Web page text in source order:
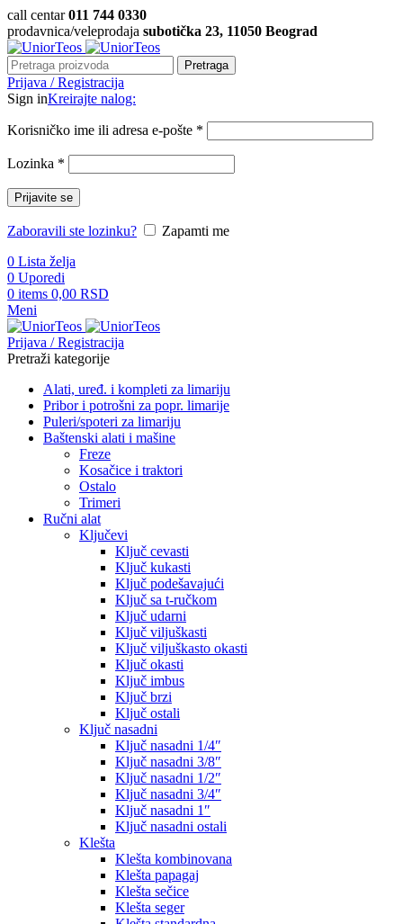
call centar011 744 0330
prodavnica/veleprodaja subotička 23, 11050 Beograd
Pretraga
Prijava / Registracija
Sign inKreirajte nalog:
Korisničko ime ili adresa e-pošte *
Lozinka *
Prijavite se
Zaboravili ste lozinku?
Zapamti me
0 Lista želja
0 Uporedi
0 items 0,00 RSD
Meni
Prijava / Registracija
Pretraži kategorije
Alati, uređ. i kompleti za limariju
Pribor i potrošni za popr. limarije
Puleri/spoteri za limariju
Baštenski alati i mašine
Freze
Kosačice i traktori
Ostalo
Trimeri
Ručni alat
Ključevi
Ključ cevasti
Ključ kukasti
Ključ podešavajući
Ključ sa t-ručkom
Ključ udarni
Ključ viljuškasti
Ključ viljuškasto okasti
Ključ okasti
Ključ imbus
Ključ brzi
Ključ ostali
Ključ nasadni
Ključ nasadni 1/4″
Ključ nasadni 3/8″
Ključ nasadni 1/2″
Ključ nasadni 3/4″
Ključ nasadni 1″
Ključ nasadni ostali
Klešta
Klešta kombinovana
Klešta papagaj
Klešta sečice
Klešta seger